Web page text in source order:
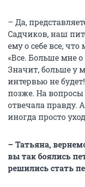
– Да,
Садчиков, наш
ему о себе все,
«Все. Больше мне о
Значит, больше у
интервью не
позже. На вопросы
отвечала правду.
иногда просто
– Татьяна,
вы так боялись
решились стать